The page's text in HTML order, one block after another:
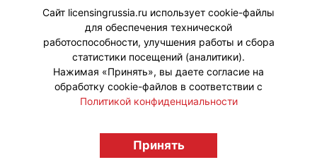
семьи.
#ПродвижениеБренда
licensingrussia.ru, 2009-2026 12+
Сайт licensingrussia.ru использует cookie-файлы
для обеспечения технической
работоспособности, улучшения работы и сбора
статистики посещений (аналитики).
Нажимая «Принять», вы даете согласие на
обработку cookie-файлов в соответствии с
Политикой конфиденциальности
Принять